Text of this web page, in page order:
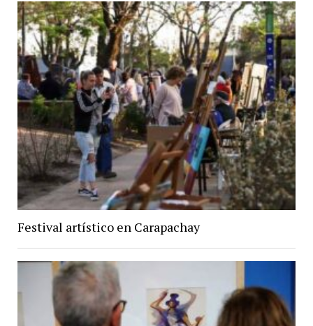
Festival artístico en Carapachay